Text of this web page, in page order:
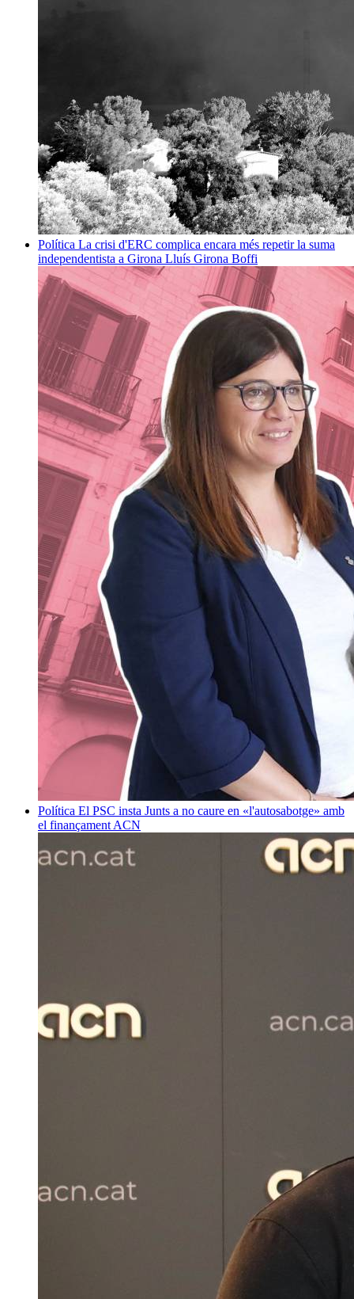
Política La crisi d'ERC complica encara més repetir la suma
independentista a Girona Lluís Girona Boffi
Política El PSC insta Junts a no caure en «l'autosabotge» amb
el finançament ACN